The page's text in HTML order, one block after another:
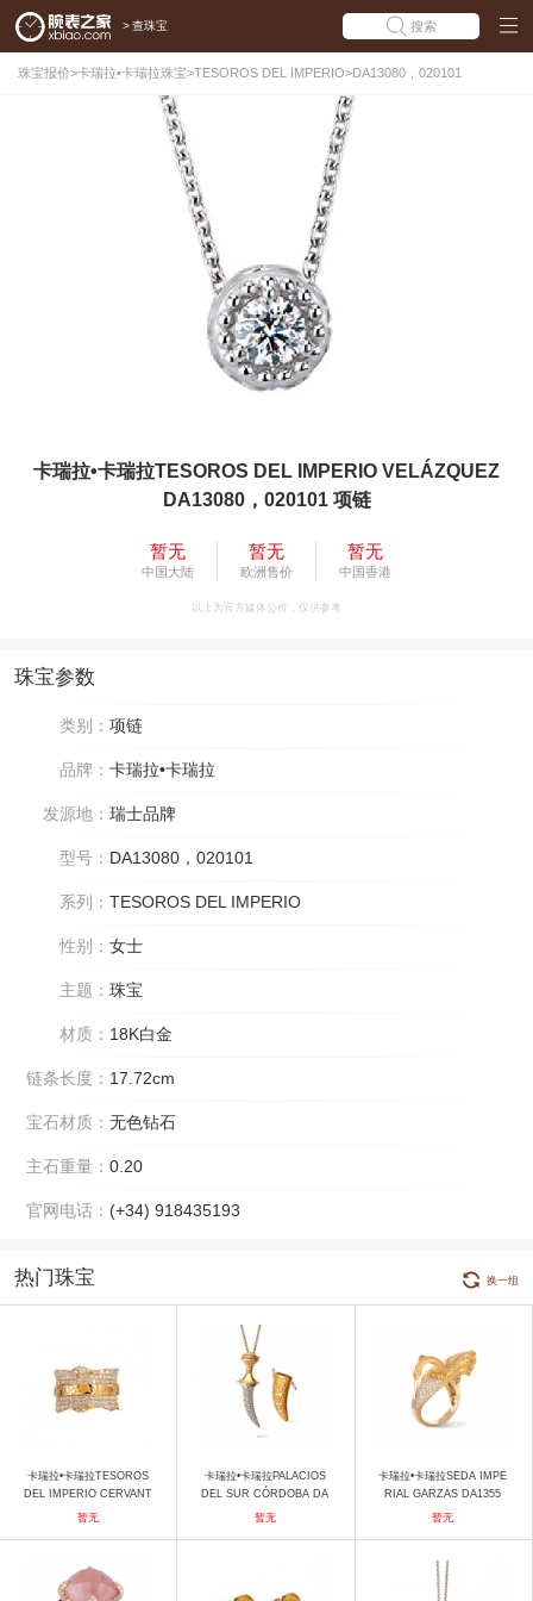
> 查珠宝 搜索
珠宝报价>卡瑞拉•卡瑞拉珠宝>TESOROS DEL IMPERIO>DA13080，020101
卡瑞拉•卡瑞拉TESOROS DEL IMPERIO VELÁZQUEZ
DA13080，020101 项链
暂无
中国大陆
暂无
欧洲售价
暂无
中国香港
以上为官方媒体公价，仅供参考
珠宝参数
类别： 项链
品牌： 卡瑞拉•卡瑞拉
发源地： 瑞士品牌
型号： DA13080，020101
系列： TESOROS DEL IMPERIO
性别： 女士
主题： 珠宝
材质： 18K白金
链条长度： 17.72cm
宝石材质： 无色钻石
主石重量： 0.20
官网电话： (+34) 918435193
热门珠宝 换一组
卡瑞拉•卡瑞拉TESOROS
DEL IMPERIO CERVANT
ES DA13307, 010101 戒
暂无
卡瑞拉•卡瑞拉PALACIOS
DEL SUR CÓRDOBA DA
11872，030101 项链
暂无
卡瑞拉•卡瑞拉SEDA IMPE
RIAL GARZAS DA1355
8，010101 戒指
暂无